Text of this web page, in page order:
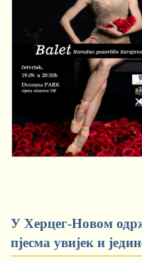
У Херцег-Новом
пјесма увијек и